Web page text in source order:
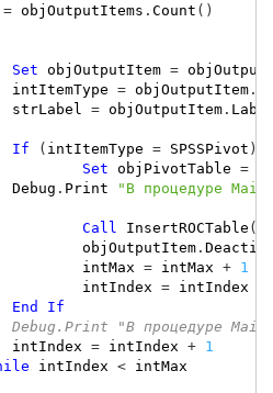
= objOutputItems . Count ()
Set objOutputItem =
intItemType = objOutputItem.
strLabel
= objOutputItem.
If ( intItemType = SPSSPivot )
Set objPivotTable =
Debug . Print "В процедуре
Call InsertROCTable (
objOutputItem.
intMax = intMax +
1
intIndex = intIndex
End
If
'		Debug.Print "В процедуре
intIndex = intIndex +
1
intIndex < intMax